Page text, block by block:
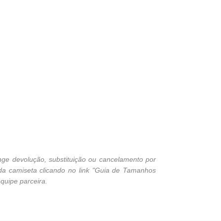
devolução, substituição ou cancelamento por
camiseta clicando no link "Guia de Tamanhos
parceira.